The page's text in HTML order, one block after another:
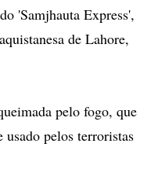
'Samjhauta Express',
de Lahore,
pelo fogo, que
pelos terroristas